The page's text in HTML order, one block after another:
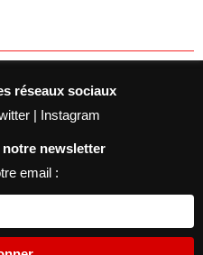
réseaux sociaux
| Instagram
newsletter
email :